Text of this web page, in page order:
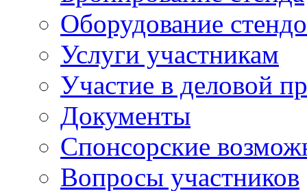
Оборудование
Услуги участникам
Участие в деловой
Документы
Спонсорские
Вопросы участников